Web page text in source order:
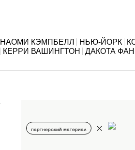
НАОМИ КЭМПБЕЛЛ НЬЮ-ЙОРК
КЕРРИ ВАШИНГТОН
ДАКОТА
партнерский материал